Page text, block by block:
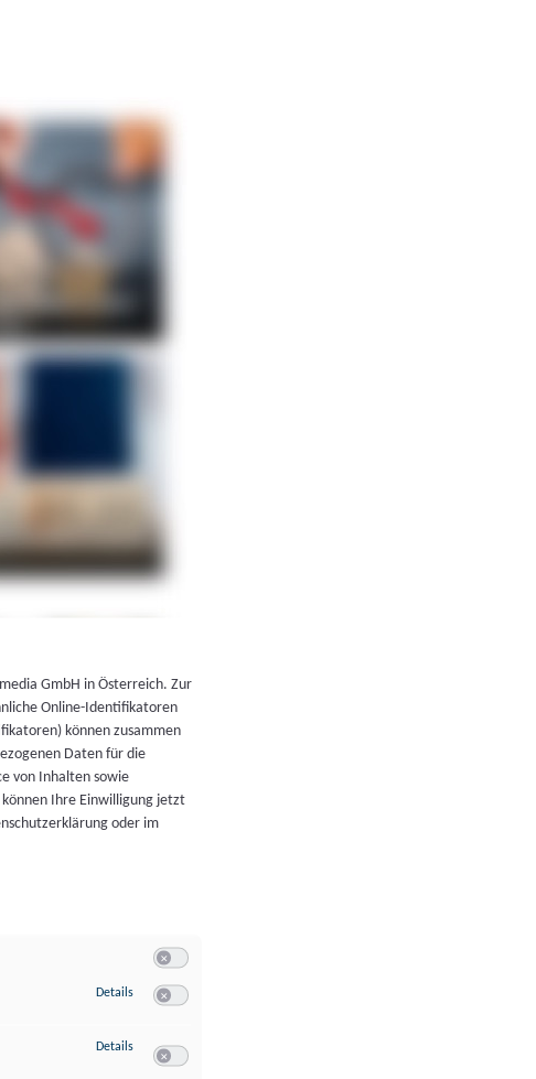
GmbH in Österreich. Zur
Online-Identifikatoren
können zusammen
Daten für die
von Inhalten sowie
Ihre Einwilligung jetzt
oder im
Details zu Speichern von oder Zugriff auf Informationen auf einem Endgerät
Details zu Verwendung reduzierter Daten zur Auswahl von Werbeanzeigen